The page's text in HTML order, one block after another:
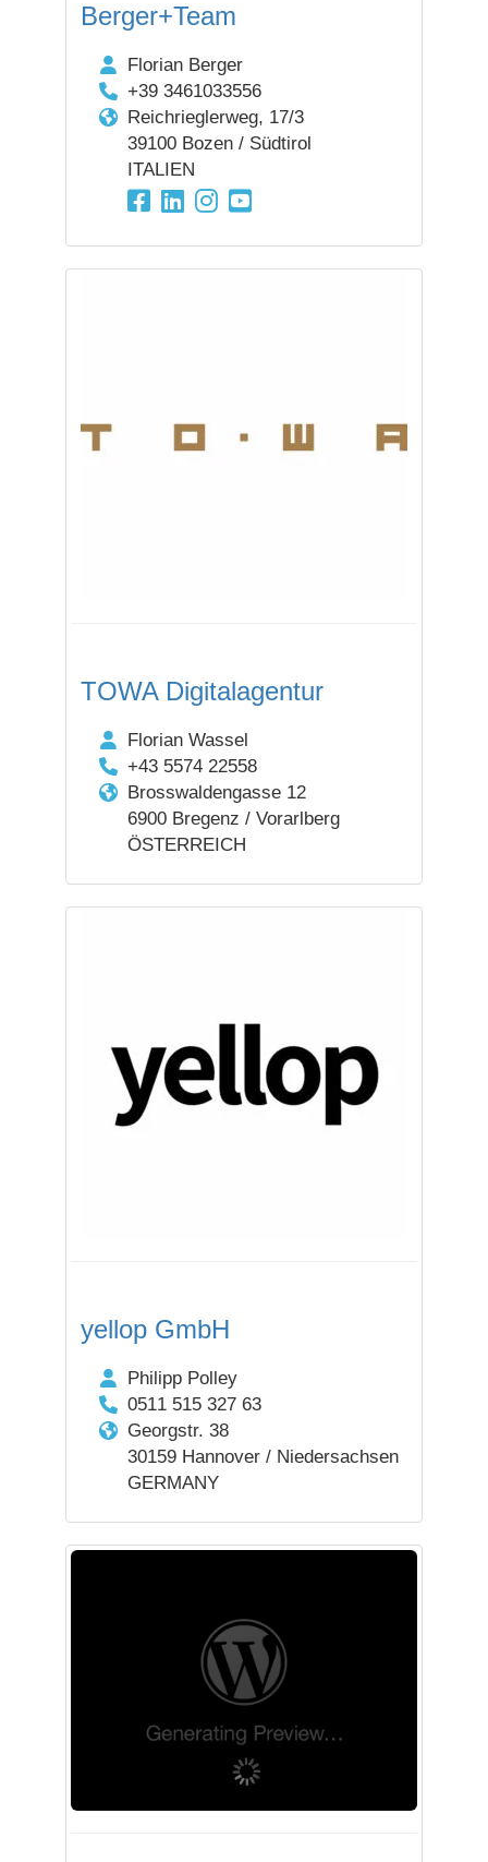
Berger+Team
Florian Berger
+39 3461033556
Reichrieglerweg, 17/3
39100 Bozen / Südtirol
ITALIEN
TOWA Digitalagentur
Florian Wassel
+43 5574 22558
Brosswaldengasse 12
6900 Bregenz / Vorarlberg
ÖSTERREICH
yellop GmbH
Philipp Polley
0511 515 327 63
Georgstr. 38
30159 Hannover / Niedersachsen
GERMANY